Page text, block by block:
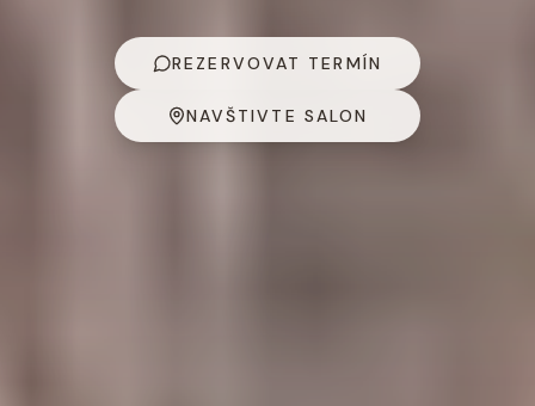
REZERVOVAT TERMÍN
NAVŠTIVTE SALON